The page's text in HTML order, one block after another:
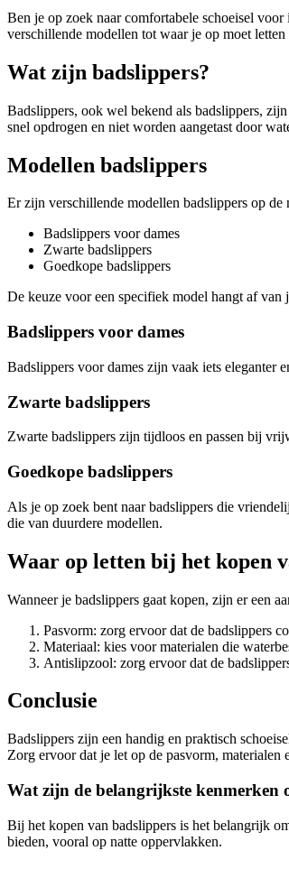
Ben je op zoek naar comfortabele schoeisel
verschillende modellen tot waar je op moet
Wat zijn badslippers?
Badslippers, ook wel bekend als badslippers,
snel opdrogen en niet worden aangetast door
Modellen badslippers
Er zijn verschillende modellen badslippers op de
Badslippers voor dames
Zwarte badslippers
Goedkope badslippers
De keuze voor een specifiek model hangt af
Badslippers voor dames
Badslippers voor dames zijn vaak iets
Zwarte badslippers
Zwarte badslippers zijn tijdloos en passen bij
Goedkope badslippers
Als je op zoek bent naar badslippers die
die van duurdere modellen.
Waar op letten bij het kopen
Wanneer je badslippers gaat kopen, zijn er een
Pasvorm: zorg ervoor dat de badslippers
Materiaal: kies voor materialen die
Antislipzool: zorg ervoor dat de
Conclusie
Badslippers zijn een handig en praktisch
Zorg ervoor dat je let op de pasvorm,
Wat zijn de belangrijkste kenmerken
Bij het kopen van badslippers is het belangrijk
bieden, vooral op natte oppervlakken.